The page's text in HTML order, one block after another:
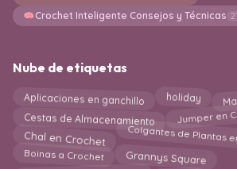
Crochet Inteligente Consejos y Técnicas 21
Nube de etiquetas
Aplicaciones en ganchillo holiday
Cestas de Almacenamiento Jumper en
Chal en Crochet Colgantes de Plantas
Boinas a Crochet Grannys Square